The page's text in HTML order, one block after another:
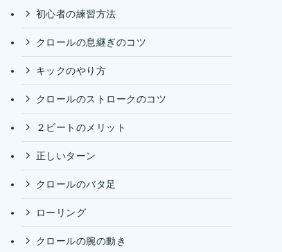
初心者の練習方法
クロールの息継ぎのコツ
キックのやり方
クロールのストロークのコツ
２ビートのメリット
正しいターン
クロールのバタ足
ローリング
クロールの腕の動き